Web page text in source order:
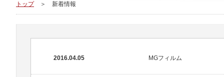
トップ ＞ 新着情報
2016.04.05 MGフィルム